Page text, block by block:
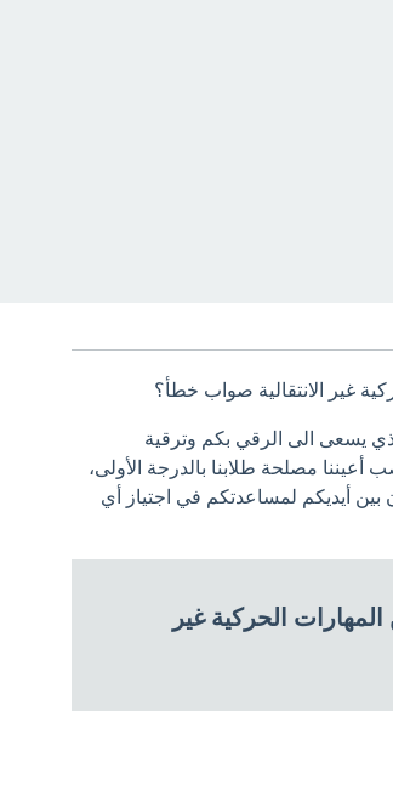
غير الانتقالية صواب خطأ؟
يسعى الى الرقي بكم وترقية
مصلحة طلابنا بالدرجة الأولى،
أيديكم لمساعدتكم في اجتياز أي
الحركية غير